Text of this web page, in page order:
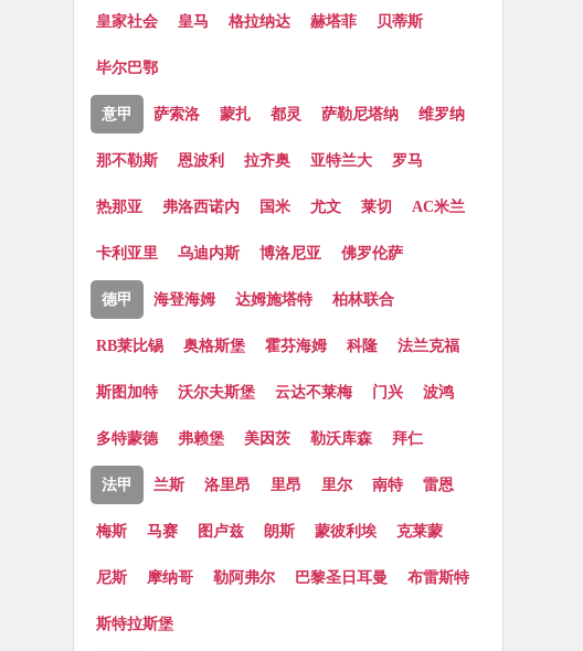
皇家社会 皇马 格拉纳达 赫塔菲 贝蒂斯
毕尔巴鄂
意甲 萨索洛 蒙扎 都灵 萨勒尼塔纳 维罗纳
那不勒斯 恩波利 拉齐奥 亚特兰大 罗马
热那亚 弗洛西诺内 国米 尤文 莱切 AC米兰
卡利亚里 乌迪内斯 博洛尼亚 佛罗伦萨
德甲 海登海姆 达姆施塔特 柏林联合
RB莱比锡 奥格斯堡 霍芬海姆 科隆 法兰克福
斯图加特 沃尔夫斯堡 云达不莱梅 门兴 波鸿
多特蒙德 弗赖堡 美因茨 勒沃库森 拜仁
法甲 兰斯 洛里昂 里昂 里尔 南特 雷恩
梅斯 马赛 图卢兹 朗斯 蒙彼利埃 克莱蒙
尼斯 摩纳哥 勒阿弗尔 巴黎圣日耳曼 布雷斯特
斯特拉斯堡